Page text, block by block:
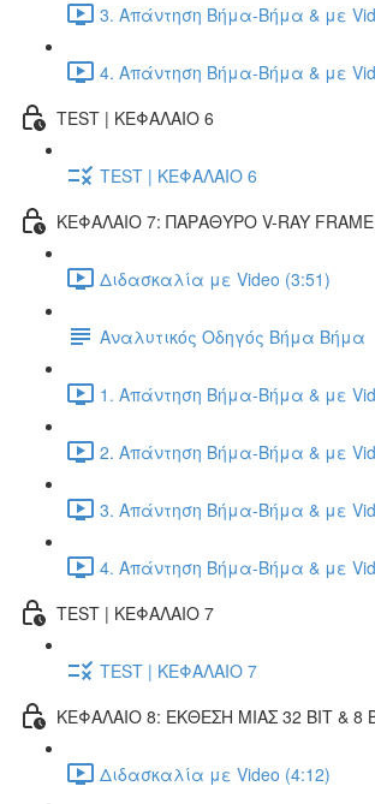
3. Απάντηση Βήμα-Βήμα & με
4. Απάντηση Βήμα-Βήμα & με
TEST | ΚΕΦΑΛΑΙΟ 6
TEST | ΚΕΦΑΛΑΙΟ 6
ΚΕΦΑΛΑΙΟ 7: ΠΑΡΑΘΥΡΟ V-RAY FRAME
Διδασκαλία με Video (3:51)
Αναλυτικός Οδηγός Βήμα Βήμα
1. Απάντηση Βήμα-Βήμα & με
2. Απάντηση Βήμα-Βήμα & με
3. Απάντηση Βήμα-Βήμα & με
4. Απάντηση Βήμα-Βήμα & με
TEST | ΚΕΦΑΛΑΙΟ 7
TEST | ΚΕΦΑΛΑΙΟ 7
ΚΕΦΑΛΑΙΟ 8: ΕΚΘΕΣΗ ΜΙΑΣ 32 BIT & 8
Διδασκαλία με Video (4:12)